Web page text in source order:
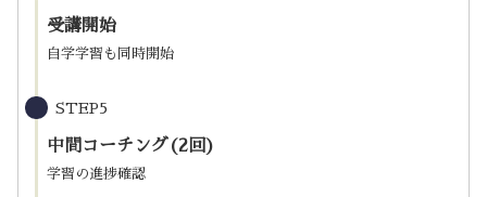
受講開始
自学学習も同時開始
STEP5
中間コーチング(2回)
学習の進捗確認